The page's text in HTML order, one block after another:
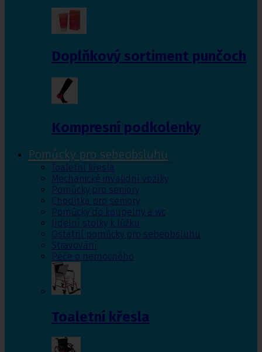
Doplňkový sortiment punčoch
Kompresní podkolenky
Pomůcky pro sebeobsluhu
Toaletní křesla
Mechanické invalidní vozíky
Pomůcky pro seniory
Chodítka pro seniory
Pomůcky do koupelny a wc
Jídelní stolky k lůžku
Ostatní pomůcky pro sebeobsluhu
Stravování
Péče o nemocného
Toaletní křesla